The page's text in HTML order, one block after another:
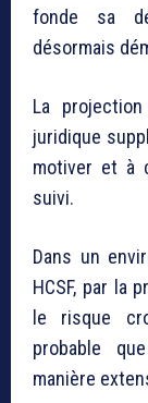
fonde sa
désormais
La
juridique
motiver et à
suivi.
Dans un
HCSF, par la
le risque
probable
manière